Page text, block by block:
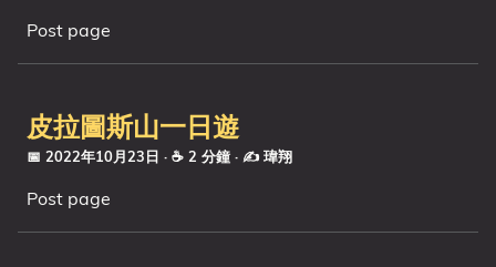
筆記
分類
系列
Post page
皮拉圖斯山一日遊
📅 2022年10月23日 · ☕ 2 分鐘 · ✍️ 瑋翔
Post page